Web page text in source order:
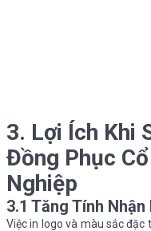
3. Lợi Ích Khi
Đồng Phục
Nghiệp
3.1 Tăng Tính
Việc in logo và màu sắc